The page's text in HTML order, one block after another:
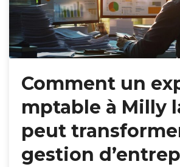
Comment un
mptable à Milly
peut
gestion